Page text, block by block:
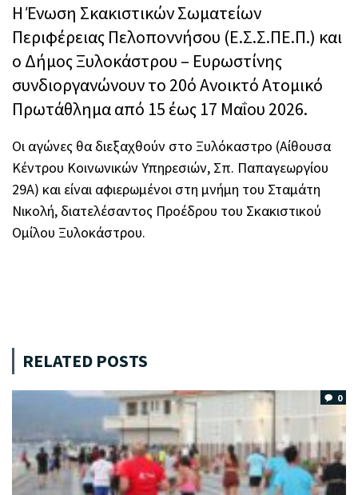
Η Ένωση Σκακιστικών Σωματείων
Περιφέρειας Πελοποννήσου (Ε.Σ.Σ.ΠΕ.Π.) και
ο Δήμος Ξυλοκάστρου – Ευρωστίνης
συνδιοργανώνουν το 20ό Ανοικτό Ατομικό
Πρωτάθλημα από 15 έως 17 Μαΐου 2026.
Οι αγώνες θα διεξαχθούν στο Ξυλόκαστρο (Αίθουσα
Κέντρου Κοινωνικών Υπηρεσιών, Σπ. Παπαγεωργίου
29Α) και είναι αφιερωμένοι στη μνήμη του Σταμάτη
Νικολή, διατελέσαντος Προέδρου του Σκακιστικού
Ομίλου Ξυλοκάστρου.
RELATED POSTS
0